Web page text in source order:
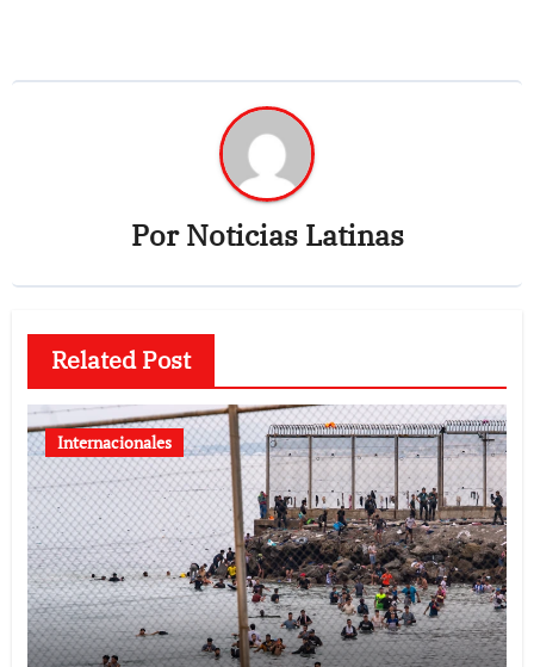
PorNoticias Latinas
Related Post
Internacionales